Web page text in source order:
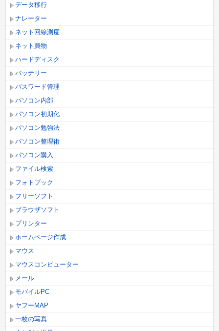
データ移行
ナレーター
ネット回線測度
ネット買物
ハードディスク
バッテリー
パスワード管理
パソコン内部
パソコン初期化
パソコン勉強法
パソコン整理術
パソコン購入
ファイル検索
フォトブック
フリーソフト
ブラウザソフト
プリンター
ホームページ作成
マウス
マウスコンピューター
メール
モバイルPC
ヤフーMAP
一枚の写真